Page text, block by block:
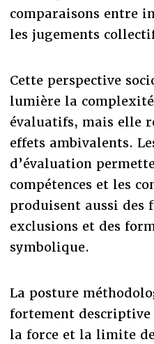
comparaisons entre
les jugements
Cette perspective
lumière la complexité
évaluatifs, mais elle
effets ambivalents.
d’évaluation
compétences et les
produisent aussi des
exclusions et des
symbolique.
La posture
fortement
la force et la limite